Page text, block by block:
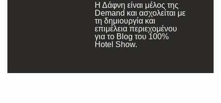
Η Δάφνη είναι μέλος της
Demand και ασχολείται με
τη δημιουργία και
επιμέλεια περιεχομένου
για το Blog του 100%
Hotel Show.
SUBSCRIBE